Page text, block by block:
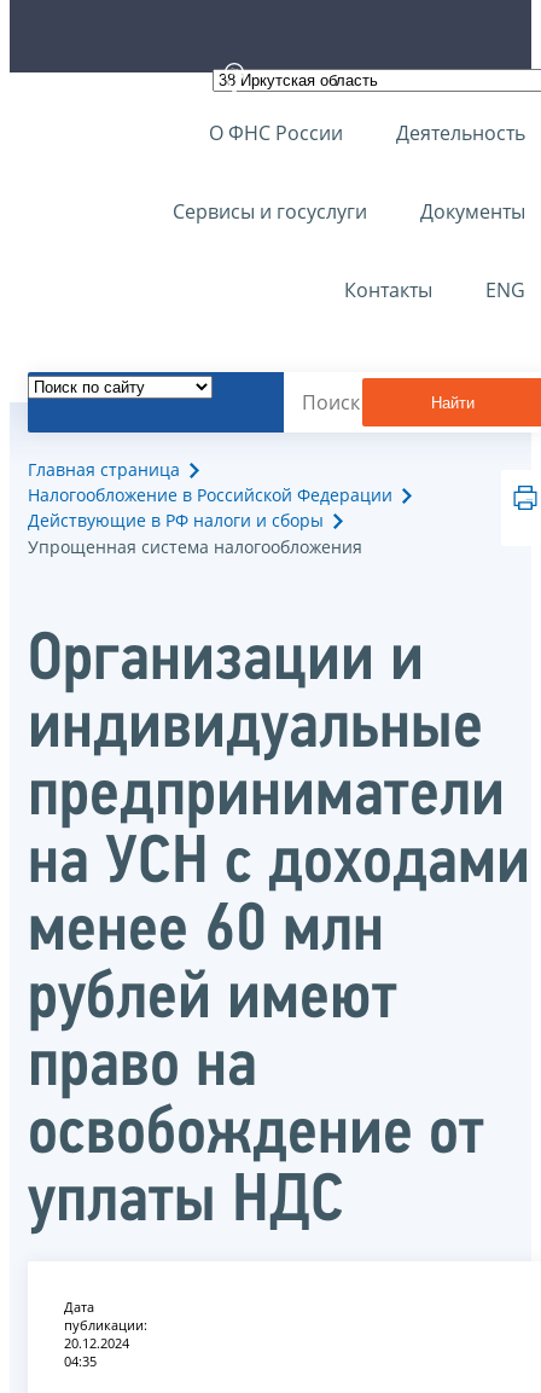
О ФНС России Деятельность
Сервисы и госуслуги Документы
Контакты ENG
Найти
Главная страница
Налогообложение в Российской Федерации
Действующие в РФ налоги и сборы
Упрощенная система налогообложения
Организации и
индивидуальные
предприниматели
на УСН с доходами
менее 60 млн
рублей имеют
право на
освобождение от
уплаты НДС
Дата
публикации:
20.12.2024
04:35